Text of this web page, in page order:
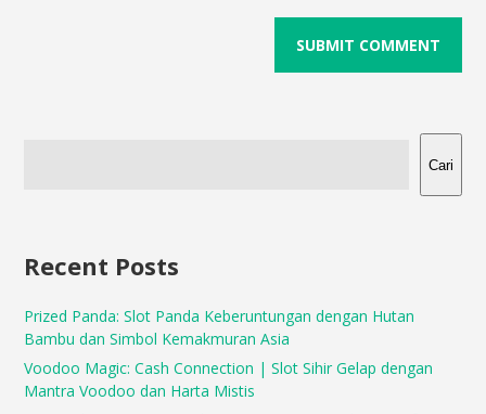
Cari
Recent Posts
Prized Panda: Slot Panda Keberuntungan dengan Hutan
Bambu dan Simbol Kemakmuran Asia
Voodoo Magic: Cash Connection | Slot Sihir Gelap dengan
Mantra Voodoo dan Harta Mistis